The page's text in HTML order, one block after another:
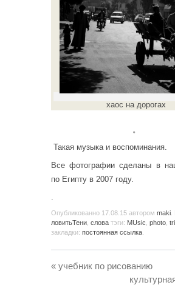
хаос на дорогах
。
Такая музыка и воспоминания.
Все фотографии сделаны в
по Египту в 2007 году.
.
Опубликованно 17.08.15 автором maki
ловитьТени слова тэги: MUsic photo
закладки: постоянная ссылка
« учебник по рисованию